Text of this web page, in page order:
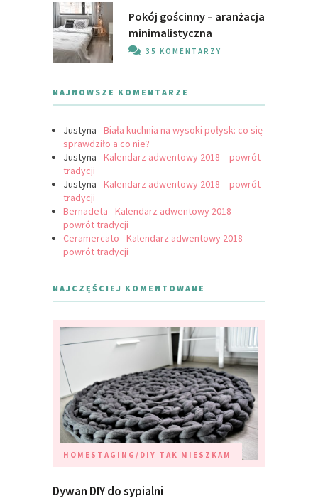
Pokój gościnny – aranżacja
minimalistyczna
35 KOMENTARZY
NAJNOWSZE KOMENTARZE
Justyna -Biała kuchnia na wysoki połysk: co się
sprawdziło a co nie?
Justyna -Kalendarz adwentowy 2018 – powrót
tradycji
Justyna -Kalendarz adwentowy 2018 – powrót
tradycji
Bernadeta -Kalendarz adwentowy 2018 –
powrót tradycji
Ceramercato -Kalendarz adwentowy 2018 –
powrót tradycji
NAJCZĘŚCIEJ KOMENTOWANE
HOMESTAGING/DIY TAK MIESZKAM
Dywan DIY do sypialni